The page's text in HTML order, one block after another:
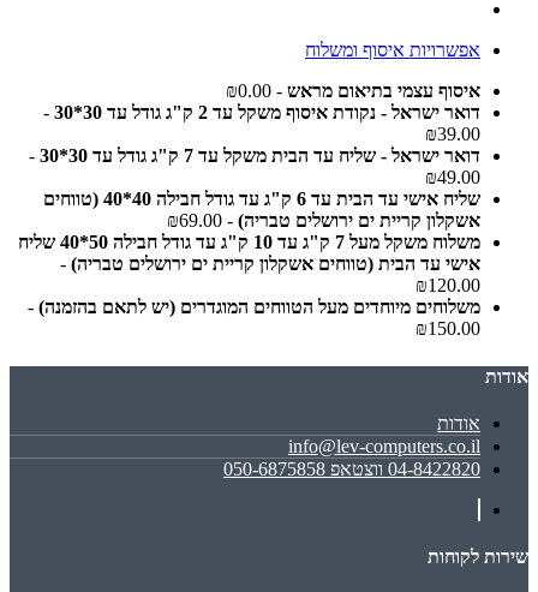
אפשרויות איסוף ומשלוח
איסוף עצמי בתיאום מראש - ₪0.00
דואר ישראל - נקודת איסוף משקל עד 2 ק"ג גודל עד 30*30
-
₪39.00
דואר ישראל - שליח עד הבית משקל עד 7 ק"ג גודל עד 30*30
-
₪49.00
שליח אישי עד הבית עד 6 ק"ג עד גודל חבילה 40*40 (טווחים
אשקלון קריית ים ירושלים טבריה) - ₪69.00
משלוח משקל מעל 7 ק"ג עד 10 ק"ג עד גודל חבילה 50*40 שליח
אישי עד הבית (טווחים אשקלון קריית ים ירושלים טבריה) -
₪120.00
משלוחים מיוחדים מעל הטווחים המוגדרים (יש לתאם בהזמנה) -
₪150.00
אודות
אודות
info@lev-computers.co.il
04-8422820 ווצטאפ 050-6875858
שירות לקוחות